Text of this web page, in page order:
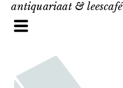
antiquariaat & leescafé